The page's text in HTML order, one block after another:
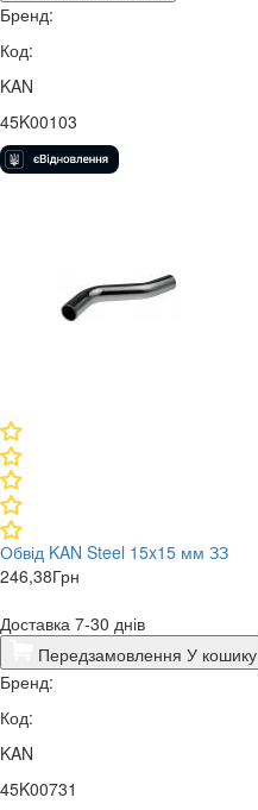
Бренд:
Код:
KAN
45K00103
Обвід KAN Steel 15x15 мм ЗЗ
246,38Грн
Доставка 7-30 днів
Передзамовлення У кошику
Бренд:
Код:
KAN
45K00731